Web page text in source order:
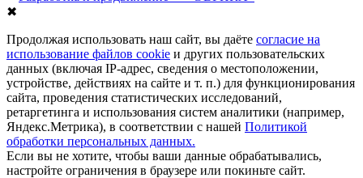
✖
Продолжая использовать наш сайт, вы даёте согласие на
использование файлов cookie и других пользовательских
данных (включая IP-адрес, сведения о местоположении,
устройстве, действиях на сайте и т. п.) для функционирования
сайта, проведения статистических исследований,
ретаргетинга и использования систем аналитики (например,
Яндекс.Метрика), в соответствии с нашей Политикой
обработки персональных данных.
Если вы не хотите, чтобы ваши данные обрабатывались,
настройте ограничения в браузере или покиньте сайт.